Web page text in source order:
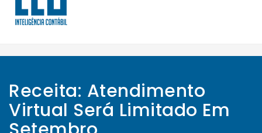
Receita: Atendimento
Virtual Será Limitado Em